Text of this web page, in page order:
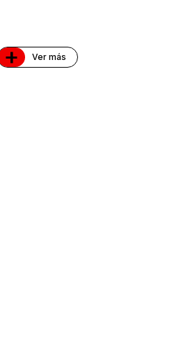
+ Ver más